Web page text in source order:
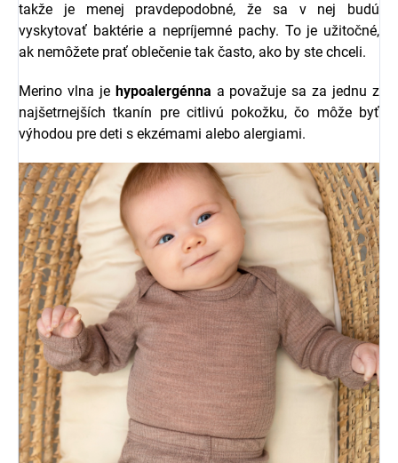
takže je menej pravdepodobné, že sa v nej budú
vyskytovať baktérie a nepríjemné pachy. To je užitočné,
ak nemôžete prať oblečenie tak často, ako by ste chceli.
Merino vlna je hypoalergénna a považuje sa za jednu z
najšetrnejších tkanín pre citlivú pokožku, čo môže byť
výhodou pre deti s ekzémami alebo alergiami.